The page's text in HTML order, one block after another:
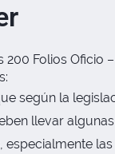
200 Folios Oficio
según la
llevar algunas
especialmente